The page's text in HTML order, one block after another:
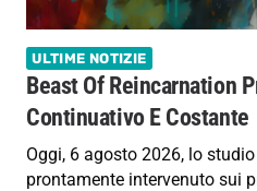
ULTIME NOTIZIE
Beast Of Reincarnation
Continuativo E Costante
Oggi, 6 agosto 2026, lo
prontamente intervenuto sui